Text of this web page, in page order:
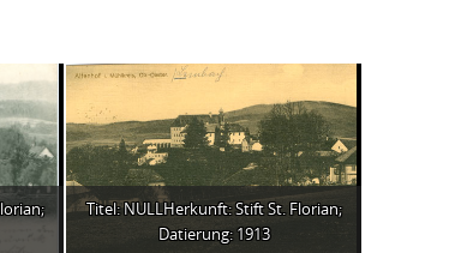
Titel: NULLHerkunft: Stift St. Florian;
Datierung: 1913